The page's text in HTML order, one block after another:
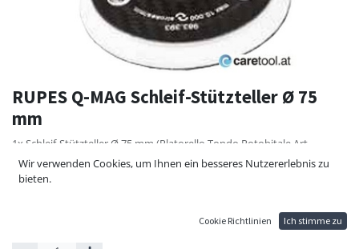
RUPES Q-MAG Schleif-Stützteller Ø 75
mm
1x Schleif-Stützteller Ø 75 mm (Platorello Tondo Rotobitale Art.
983.393) für RUPES Q-MAG iBrid Nano, HQM83 mit Magnethalterung
30,89
Wir verwenden Cookies, um Ihnen ein besseres Nutzererlebnis zu
bieten.
Cookie Richtlinien Ich stimme zu